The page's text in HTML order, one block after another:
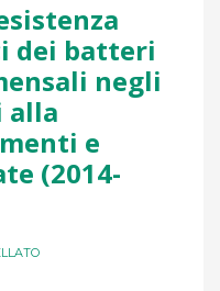
dei batteri
negli
alla
e
(2014-